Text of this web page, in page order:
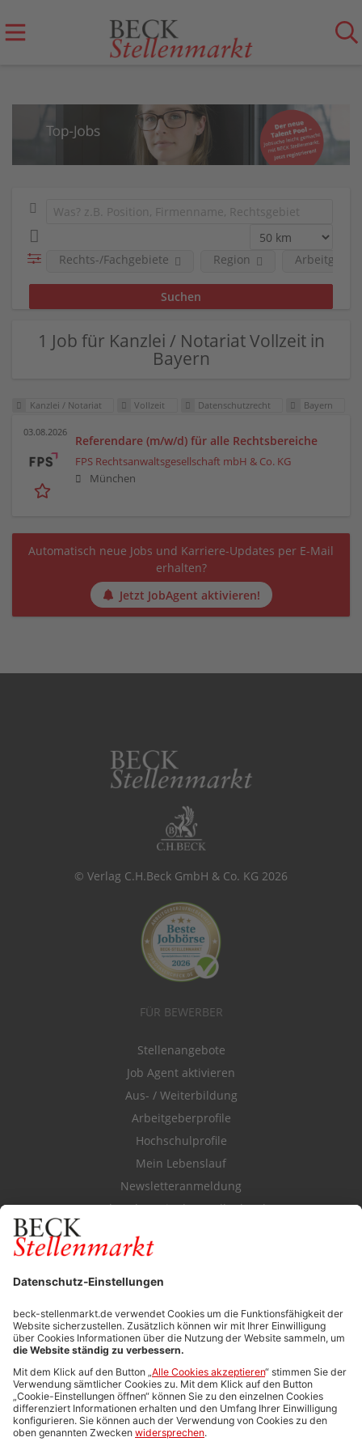
Rechts-/Fachgebiete Region
1 Job für Kanzlei / Notariat Vollzeit in
Bayern
Kanzlei / Notariat Vollzeit Datenschutzrecht Bayern
03.08.2026
Referendare (m/w/d) für alle Rechtsbereiche
FPS Rechtsanwaltsgesellschaft mbH & Co. KG
München
Automatisch neue Jobs und Karriere-Updates per E-Mail
erhalten?
Jetzt JobAgent aktivieren!
© Verlag C.H.Beck GmbH & Co. KG 2026
FÜR BEWERBER
Stellenangebote
Job Agent aktivieren
Aus- / Weiterbildung
Arbeitgeberprofile
Hochschulprofile
Mein Lebenslauf
Newsletteranmeldung
Durchsuchen Sie den Stellenkatalog
FÜR ARBEITGEBER
Stellenmarktpreise
Anzeigen-AGB
Media-Daten
Newsletteranmeldung
Produktübersicht
ALLGEMEIN